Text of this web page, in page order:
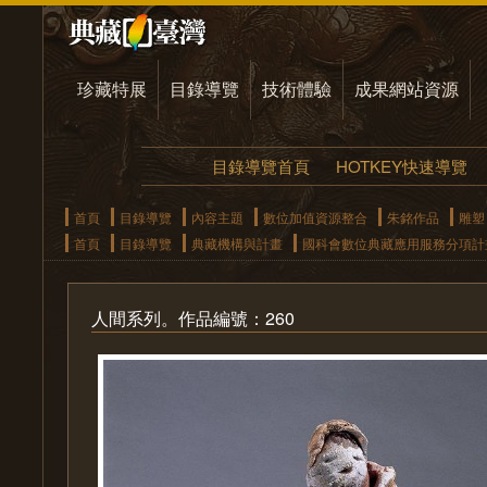
珍藏特展 目錄導覽 技術體驗 成果網站資源
目錄導覽首頁 HOTKEY快速導覽
首頁 目錄導覽 內容主題 數位加值資源整合 朱銘作品
雕塑
首頁
目錄導覽 典藏機構與計畫 國科會數位典藏應用服務分項
人間系列。作品編號：260